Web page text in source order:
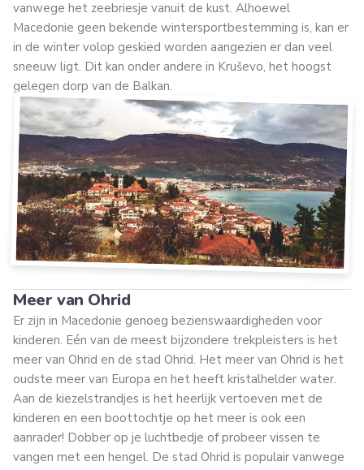
vanwege het zeebriesje vanuit de kust. Alhoewel
Macedonie geen bekende wintersportbestemming is, kan er
in de winter volop geskied worden aangezien er dan veel
sneeuw ligt. Dit kan onder andere in Kruševo, het hoogst
gelegen dorp van de Balkan.
Meer van Ohrid
Er zijn in Macedonie genoeg bezienswaardigheden voor
kinderen. Eén van de meest bijzondere trekpleisters is het
meer van Ohrid en de stad Ohrid. Het meer van Ohrid is het
oudste meer van Europa en het heeft kristalhelder water.
Aan de kiezelstrandjes is het heerlijk vertoeven met de
kinderen en een boottochtje op het meer is ook een
aanrader! Dobber op je luchtbedje of probeer vissen te
vangen met een hengel. De stad Ohrid is populair vanwege